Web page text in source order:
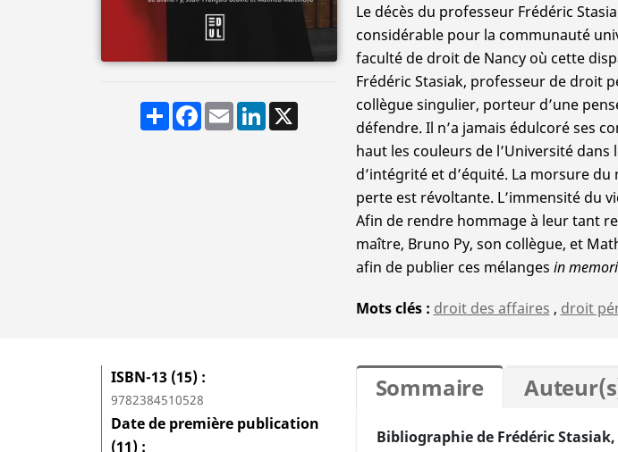
ShareFacebook
EmailLinkedIn
X
Le décès du professeur Frédéric
considérable pour la communauté
faculté de droit de Nancy où cette
Frédéric Stasiak, professeur de droit
collègue singulier, porteur d’une
défendre. Il n’a jamais édulcoré ses
haut les couleurs de l’Université
d’intégrité et d’équité. La morsure
perte est révoltante. L’immensité du
Afin de rendre hommage à leur tant
maître, Bruno Py, son collègue, et
afin de publier ces mélanges in
Mots clés droit des affaires , droit
ISBN-13 (15)
9782384510528
Date de première publication
(11)
Sommaire
Bibliographie de Frédéric